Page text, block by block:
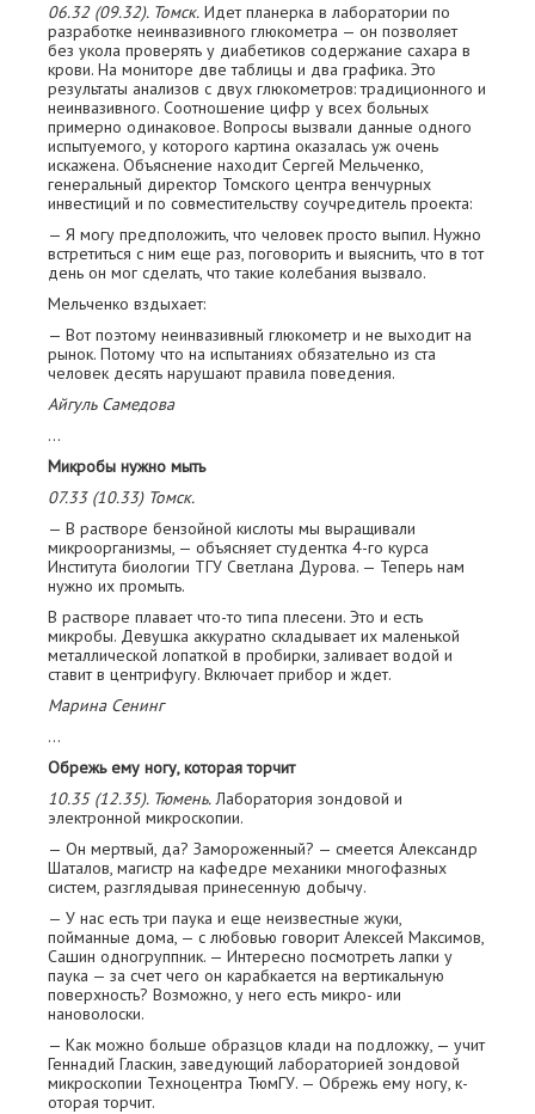
06.32 (09.32). Томск. Идет планерка в лаборатории по
разработке неинвазивного глюкометра — он позволяет
без укола проверять у диабетиков содержание сахара в
крови. На мониторе две таблицы и два графика. Это
результаты анализов с двух глюкометров: традиционного и
неинвазивного. Соотношение цифр у всех больных
примерно одинаковое. Вопросы вызвали данные одного
испытуемого, у которого картина оказалась уж очень
искажена. Объяснение находит Сергей Мельченко,
генеральный директор Томского центра венчурных
инвестиций и по совместительству соучредитель проекта:
— Я могу предположить, что человек просто выпил. Нужно
встретиться с ним еще раз, п­оговорить и выяснить, что в тот
день он мог сделать, что такие колебания вызвало.
Мельченко вздыхает:
— Вот поэтому неинвазивный глюкометр и не выходит на
рынок. Потому что на испытаниях обязательно из ста
человек десять н­арушают правила поведения.
Айгуль Самедова
…
Микробы нужно мыть
07.33 (10.33) Томск.
— В растворе бензойной кислоты мы выращивали
микроорганизмы, — объясняет студентка 4-го курса
Института биологии ТГУ Светлана Дурова. — Теперь нам
нужно их промыть.
В растворе плавает что-то типа плесени. Это и есть
микробы. Девушка аккуратно складывает их маленькой
металлической лопаткой в пробирки, заливает водой и
ставит в центрифугу. Включает прибор и ждет.
Марина Сенинг
…
Обрежь ему ногу, которая торчит
10.35 (12.35). Тюмень.Лаборатория зондовой и
электронной микроскопии.
— Он мертвый, да? Замороженный? — смеется Александр
Шаталов, магистр на кафедре механики многофазных
систем, разглядывая принесенную добычу.
— У нас есть три паука и еще неизвестные жуки,
пойманные дома, — с любовью говорит Алексей Максимов,
Сашин одногруппник. — Интересно посмотреть лапки у
паука — за счет чего он карабкается на вертикальную
поверхность? Возможно, у него есть микро- или
нановолоски.
— Как можно больше образцов клади на подложку, — учит
Геннадий Гласкин, заведующий лабораторией зондовой
микроскопии Техноцентра ТюмГУ. — Обрежь ему ногу, к­
оторая торчит.